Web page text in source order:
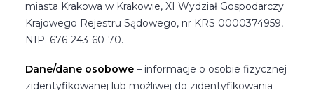
miasta Krakowa w Krakowie, XI Wydział Gospodarczy
Krajowego Rejestru Sądowego, nr KRS 0000374959,
NIP: 676-243-60-70.
Dane/dane osobowe – informacje o osobie fizycznej
zidentyfikowanej lub możliwej do zidentyfikowania